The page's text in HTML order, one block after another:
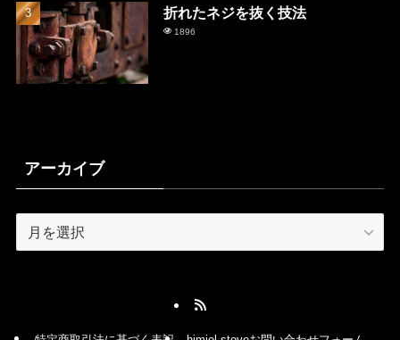
折れたネジを抜く技法
1896
アーカイブ
ー